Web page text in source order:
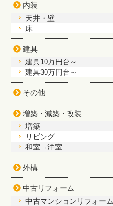
内装
天井・壁
床
建具
建具10万円台～
建具30万円台～
その他
増築・減築・改装
増築
リビング
和室→洋室
外構
中古リフォーム
中古マンションリフォーム